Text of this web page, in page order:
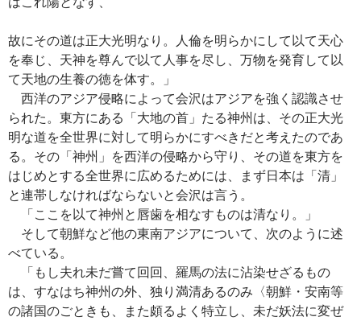
故にその道は正大光明なり。人倫を明らかにして以て天心
を奉じ、天神を尊んで以て人事を尽し、万物を発育して以
て天地の生養の徳を体す。」
西洋のアジア侵略によって会沢はアジアを強く認識させ
られた。東方にある「大地の首」たる神州は、その正大光
明な道を全世界に対して明らかにすべきだと考えたのであ
る。その「神州」を西洋の侵略から守り、その道を東方を
はじめとする全世界に広めるためには、まず日本は「清」
と連帯しなければならないと会沢は言う。
「ここを以て神州と唇歯を相なすものは清なり。」
そして朝鮮など他の東南アジアについて、次のように述
べている。
「もし夫れ未だ嘗て回回、羅馬の法に沾染せざるもの
は、すなはち神州の外、独り満清あるのみ〈朝鮮・安南等
の諸国のごときも、また頗るよく特立し、未だ妖法に変ぜ